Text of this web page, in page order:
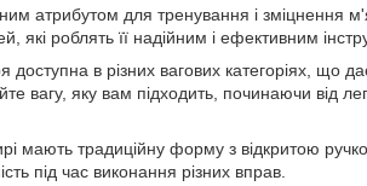
для тренування і зміцнення
які роблять її надійним і ефективним
в різних вагових категоріях, що дає
вагу, яку вам підходить, починаючи від
традиційну форму з відкритою
під час виконання різних вправ.